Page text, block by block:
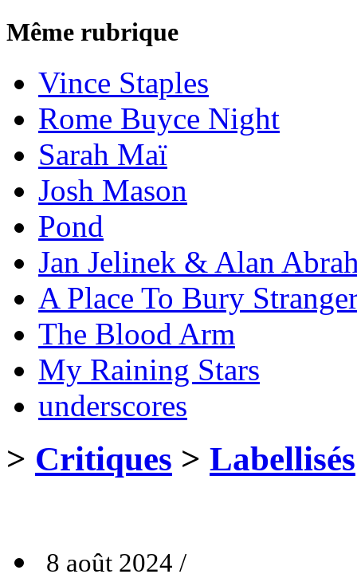
Même rubrique
Vince Staples
Rome Buyce Night
Sarah Maï
Josh Mason
Pond
Jan Jelinek & Alan
A Place To Bury
The Blood Arm
My Raining Stars
underscores
> Critiques > Labellisés
8 août 2024 /